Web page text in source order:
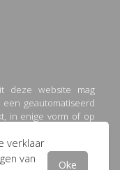
verklaar
van
Oke
deze website mag
geautomatiseerd
in enige vorm of op
dan ook, zonder
van VOCUS